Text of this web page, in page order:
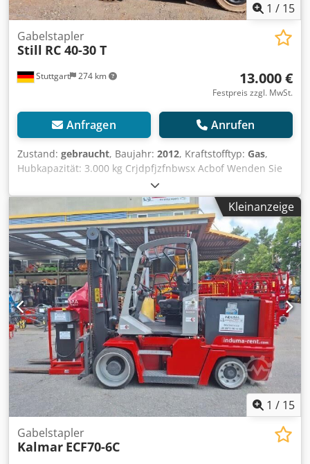
1 / 15
Stuttgart 274 km
Gabelstapler
Still RC 40-30 T
13.000 €
Festpreis zzgl. MwSt.
Anfragen Anrufen
Zustand: gebraucht, Baujahr: 2012, Kraftstofftyp: Gas,
Hubkapazität: 3.000 kg Crjdpfjzfnbwsx Acbof Wenden Sie
sich an Gebrauchtgeräte Center, um weitere
Informationen zu erhalten. DE01
Kleinanzeige
1 / 15
Gabelstapler
Kalmar ECF70-6C